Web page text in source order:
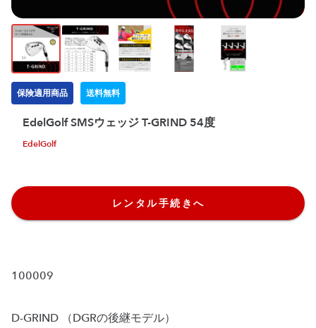
保険適用商品 送料無料
EdelGolf SMSウェッジ T-GRIND 54度
EdelGolf
レンタル手続きへ
100009
D-GRIND （DGRの後継モデル）